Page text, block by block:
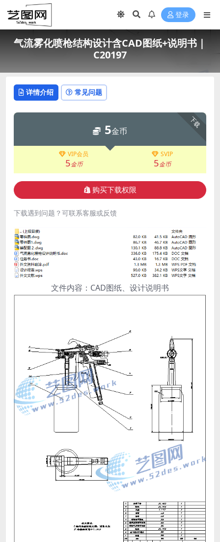
登录
气流雾化喷枪结构设计含CAD图纸+说明书｜
C20197
详情介绍 常见问题
下载
5金币
VIP会员
5金币
SVIP
5金币
购买下载权限
下载遇到问题？可联系客服或反馈
文件内容：CAD图纸、设计说明书